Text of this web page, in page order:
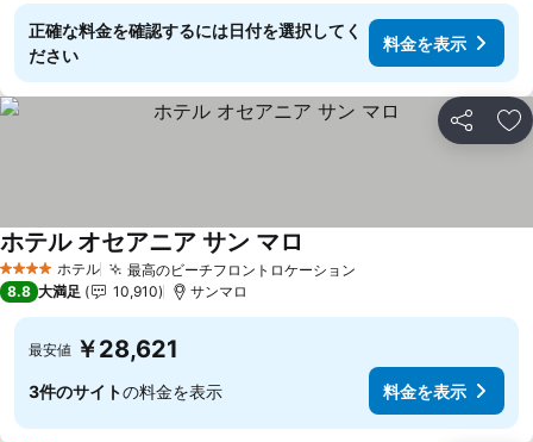
正確な料金を確認するには日付を選択してく
ださい
料金を表示
シェア お
4 ホテルのランク
ホテル 最高のビーチフロントロケーション
ホテル オセアニア サン マロ
8.8 大満足 10,910 サンマロ
最安値 ￥28,621
3件のサイトの料金を表示 料金を表示